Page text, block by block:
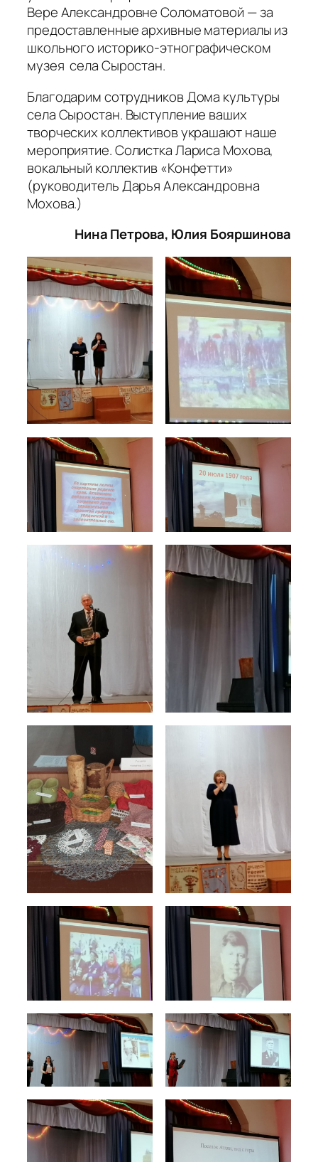
Вере Александровне Соломатовой — за
предоставленные архивные материалы из
школьного историко-этнографическом
музея села Сыростан.
Благодарим сотрудников Дома культуры
села Сыростан. Выступление ваших
творческих коллективов украшают наше
мероприятие. Солистка Лариса Мохова,
вокальный коллектив «Конфетти»
(руководитель Дарья Александровна
Мохова.)
Нина Петрова, Юлия Бояршинова